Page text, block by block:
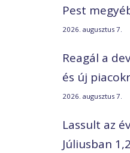
Pest
2026. augusztus 7.
Reagál a
és új
2026. augusztus 7.
Lassult az
Júliusban